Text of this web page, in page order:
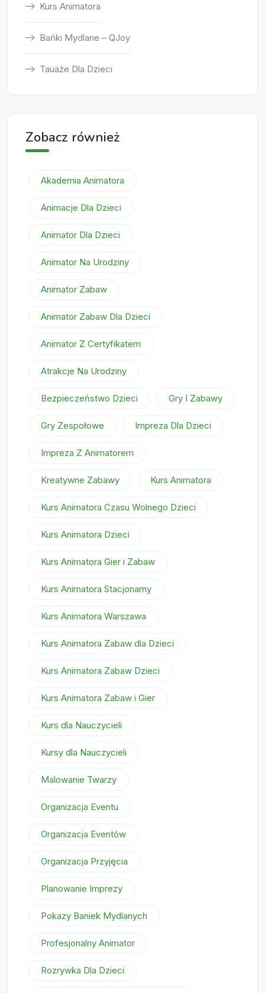
Kurs Animatora
Bańki Mydlane – QJoy
Tauaże Dla Dzieci
Zobacz również
Akademia Animatora
Animacje Dla Dzieci
Animator Dla Dzieci
Animator Na Urodziny
Animator Zabaw
Animator Zabaw Dla Dzieci
Animator Z Certyfikatem
Atrakcje Na Urodziny
Bezpieczeństwo Dzieci Gry I Zabawy
Gry Zespołowe Impreza Dla Dzieci
Impreza Z Animatorem
Kreatywne Zabawy Kurs Animatora
Kurs Animatora Czasu Wolnego Dzieci
Kurs Animatora Dzieci
Kurs Animatora Gier i Zabaw
Kurs Animatora Stacjonarny
Kurs Animatora Warszawa
Kurs Animatora Zabaw dla Dzieci
Kurs Animatora Zabaw Dzieci
Kurs Animatora Zabaw i Gier
Kurs dla Nauczycieli
Kursy dla Nauczycieli
Malowanie Twarzy
Organizacja Eventu
Organizacja Eventów
Organizacja Przyjęcia
Planowanie Imprezy
Pokazy Baniek Mydlanych
Profesjonalny Animator
Rozrywka Dla Dzieci